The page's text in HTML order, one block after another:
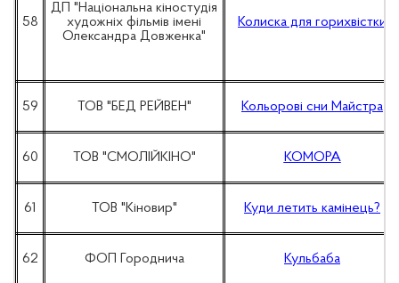
58
ДП "Національна кіностудія
художніх фільмів імені
Олександра Довженка"
Колиска для горихвістки
59 ТОВ "БЕД РЕЙВЕН" Кольорові сни Майстра
60 ТОВ "СМОЛІЙКІНО" КОМОРА
61 ТОВ "Кіновир" Куди летить камінець?
62 ФОП Городнича Кульбаба